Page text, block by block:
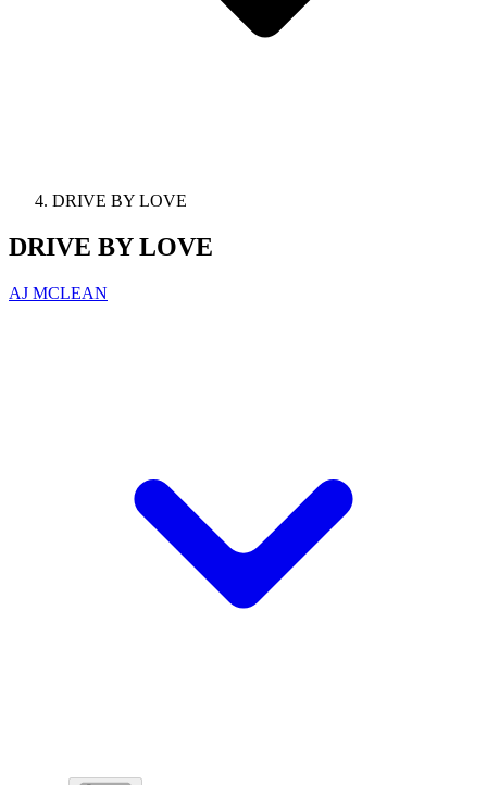
DRIVE BY LOVE
DRIVE BY LOVE
AJ MCLEAN